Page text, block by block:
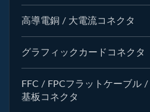
高導電銅 / 大電流コネクタ
グラフィックカードコネクタ
FFC / FPCフラットケーブル
基板コネクタ